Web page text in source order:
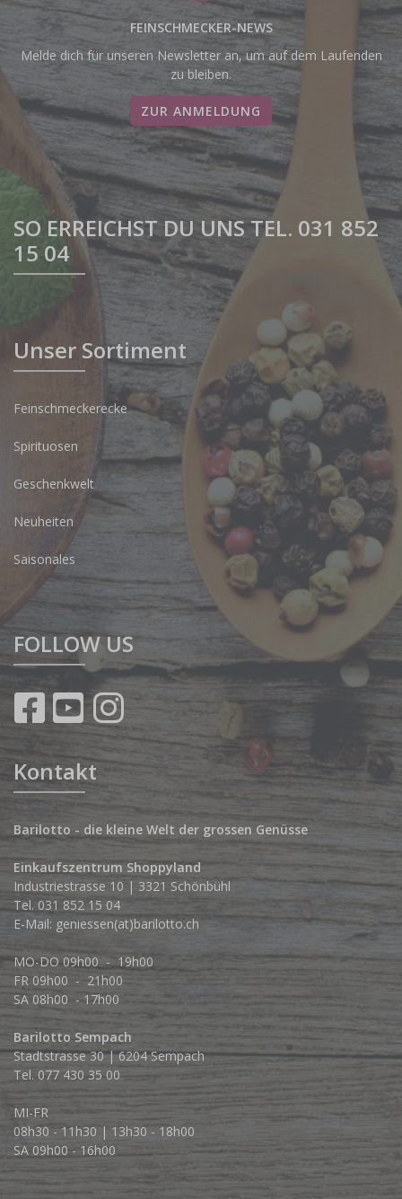
FEINSCHMECKER-NEWS
Melde dich für unseren Newsletter an, um auf dem Laufenden
zu bleiben.
ZUR ANMELDUNG
SO ERREICHST DU UNS TEL. 031 852
15 04
Unser Sortiment
Feinschmeckerecke
Spirituosen
Geschenkwelt
Neuheiten
Saisonales
FOLLOW US
Kontakt
Barilotto - die kleine Welt der grossen Genüsse
Einkaufszentrum Shoppyland
Industriestrasse 10 | 3321 Schönbühl
Tel. 031 852 15 04
E-Mail: geniessen(at)barilotto.ch
MO-DO 09h00 - 19h00
FR 09h00 - 21h00
SA 08h00 - 17h00
Barilotto Sempach
Stadtstrasse 30 | 6204 Sempach
Tel. 077 430 35 00
MI-FR
08h30 - 11h30 | 13h30 - 18h00
SA 09h00 - 16h00